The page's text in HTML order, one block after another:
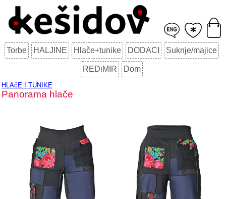
Torbe HALJINE Hlače+tunike DODACI Suknje/majice
REDiMIR Dom
HLAčE I TUNIKE
Panorama hlače